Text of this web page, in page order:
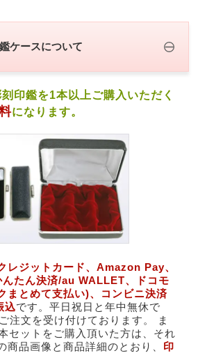
ケースについて
印鑑を1本以上ご購入いただく
になります。
レジットカード、​Amazon Pay、​
たん決済/au WALLET、ドコモ
まとめて支払い)、​コンビニ決済
込です。平日祝日と年中無休で
注文を受け付けております。 ま
セットをご購入頂いた方は、それ
商品画像と商品詳細のとおり、 印